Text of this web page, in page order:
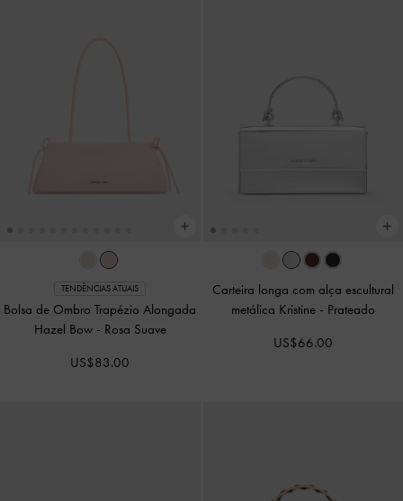
TENDÊNCIAS ATUAIS
Bolsa de Ombro Trapézio Alongada
Hazel Bow - Rosa Suave
US$83.00
Carteira longa com alça escultural
metálica Kristine - Prateado
US$66.00